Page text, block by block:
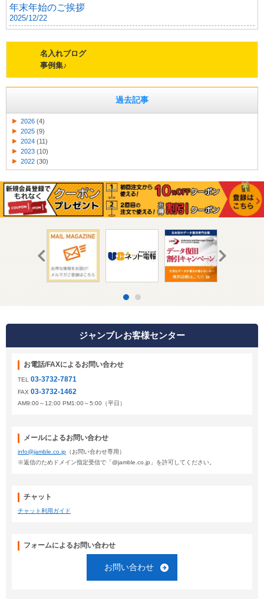
年末年始のご挨拶
2025/12/22
名入れブログ
事例集♪
過去記事
2026 (4)
2025 (9)
2024 (11)
2023 (10)
2022 (30)
ジャンブレお客様センター
お電話/FAXによるお問い合わせ
TEL 03-3732-7871
FAX 03-3732-1462
AM9:00～12:00 PM1:00～5:00（平日）
メールによるお問い合わせ
info@jamble.co.jp （お問い合わせ専用）
※返信のためドメイン指定受信で「@jamble.co.jp」を許可してください。
チャット
チャット利用ガイド
フォームによるお問い合わせ
お問い合わせ